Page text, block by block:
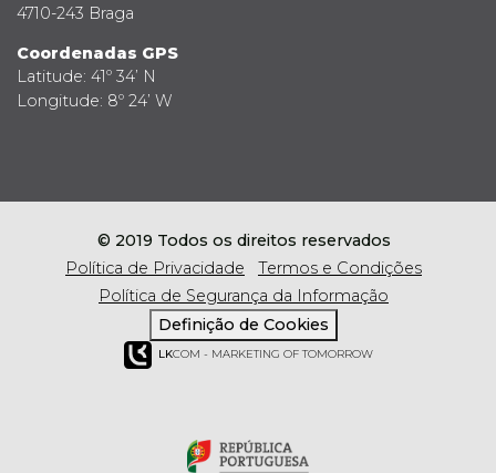
4710-243 Braga
Coordenadas GPS
Latitude: 41º 34’ N
Longitude: 8º 24’ W
© 2019 Todos os direitos reservados
Política de Privacidade
Termos e Condições
Política de Segurança da Informação
Definição de Cookies
LKCOM - MARKETING OF TOMORROW